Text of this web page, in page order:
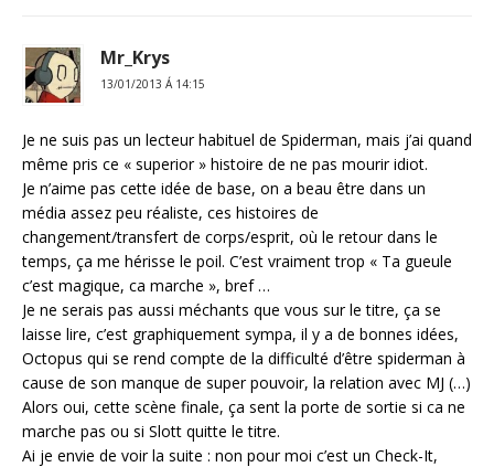
Mr_Krys
13/01/2013 Á 14:15
Je ne suis pas un lecteur habituel de Spiderman, mais j’ai quand
même pris ce « superior » histoire de ne pas mourir idiot.
Je n’aime pas cette idée de base, on a beau être dans un
média assez peu réaliste, ces histoires de
changement/transfert de corps/esprit, où le retour dans le
temps, ça me hérisse le poil. C’est vraiment trop « Ta gueule
c’est magique, ca marche », bref …
Je ne serais pas aussi méchants que vous sur le titre, ça se
laisse lire, c’est graphiquement sympa, il y a de bonnes idées,
Octopus qui se rend compte de la difficulté d’être spiderman à
cause de son manque de super pouvoir, la relation avec MJ (…)
Alors oui, cette scène finale, ça sent la porte de sortie si ca ne
marche pas ou si Slott quitte le titre.
Ai je envie de voir la suite : non pour moi c’est un Check-It,